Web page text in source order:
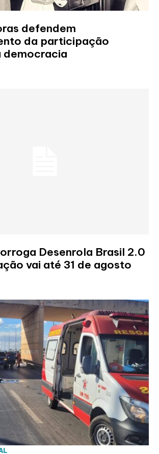
defendem
da participação
democracia
Desenrola Brasil 2.0
vai até 31 de agosto